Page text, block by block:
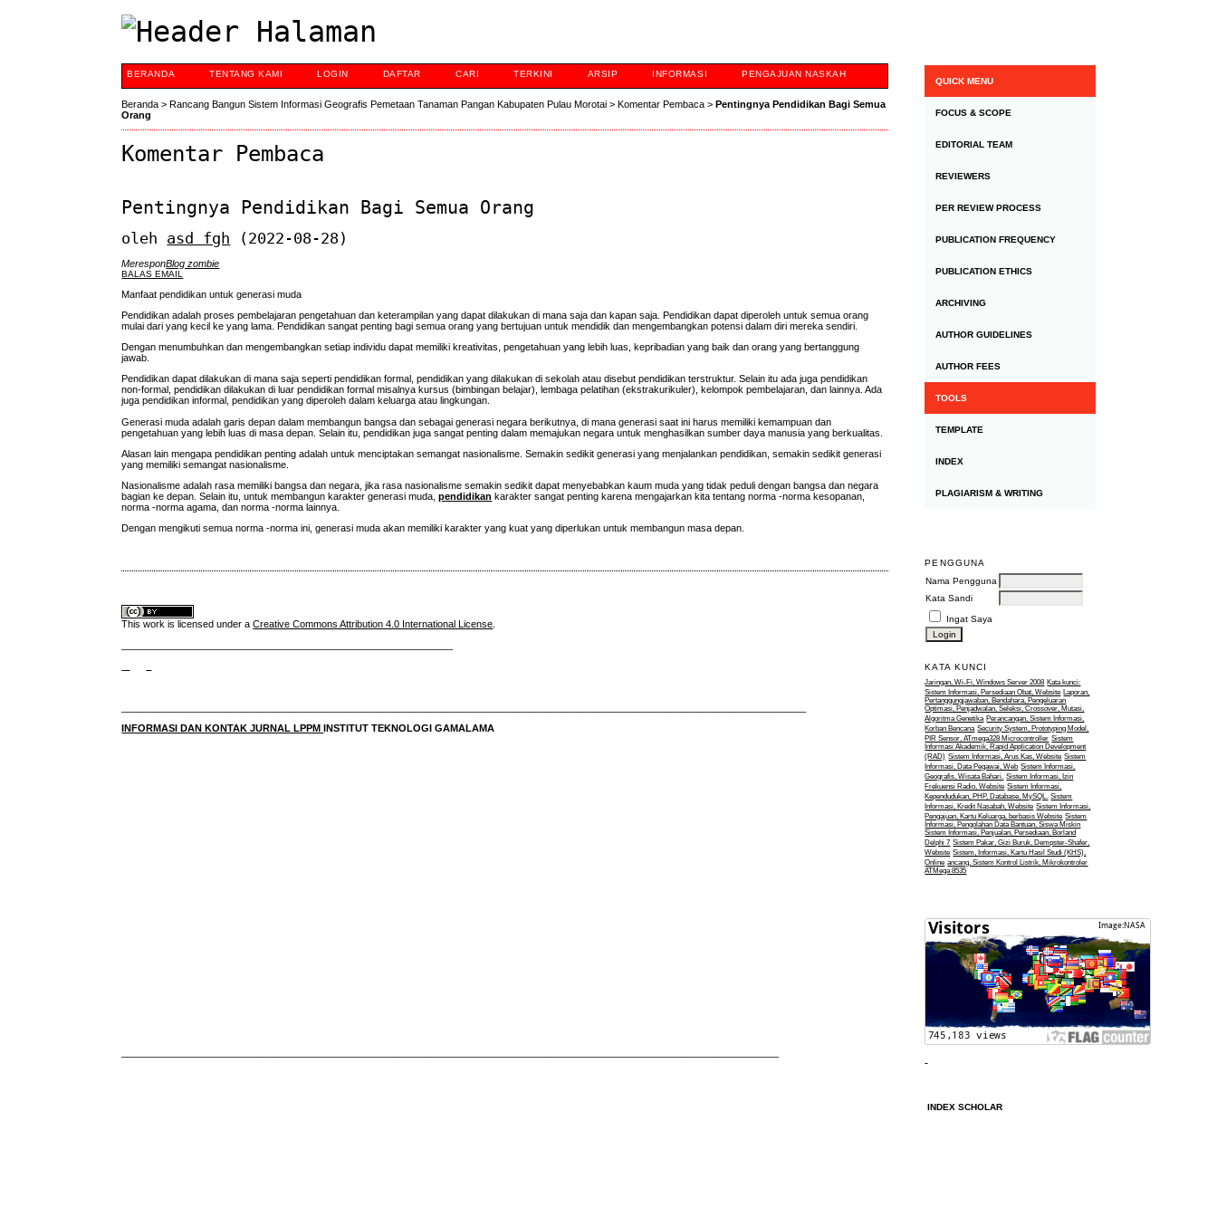
QUICK MENU
FOCUS & SCOPE
EDITORIAL TEAM
REVIEWERS
PER REVIEW PROCESS
PUBLICATION FREQUENCY
PUBLICATION ETHICS
ARCHIVING
AUTHOR GUIDELINES
AUTHOR FEES
TOOLS
TEMPLATE
INDEX
PLAGIARISM & WRITING
PENGGUNA
Nama Pengguna
Kata Sandi
Ingat Saya
KATA KUNCI
Jaringan, Wi-Fi, Windows Server 2008 Kata kunci:
Sistem Informasi, Persediaan Obat, Website Laporan,
Pertanggungjawaban, Bendahara, Pengeluaran
Optimasi, Penjadwalan, Seleksi, Crossover, Mutasi,
Algoritma Genetika Perancangan, Sistem Informasi,
Korban Bencana Security System, Prototyping Model,
PIR Sensor, ATmega328 Microcontroller Sistem
Informasi Akademik, Rapid Application Development
(RAD) Sistem Informasi, Arus Kas, Website Sistem
Informasi, Data Pegawai, Web Sistem Informasi,
Geografis, Wisata Bahari. Sistem Informasi, Izin
Frekuensi Radio, Website Sistem Informasi,
Kependudukan, PHP, Database, MySQL. Sistem
Informasi, Kredit Nasabah, Website Sistem Informasi,
Pengajuan, Kartu Keluarga, berbasis Website Sistem
Informasi, Pengolahan Data Bantuan, Siswa Miskin
Sistem Informasi, Penjualan, Persediaan, Borland
Delphi 7 Sistem Pakar, Gizi Buruk, Dempster-Shafer,
Website Sistem, Informasi, Kartu Hasil Studi (KHS),
Online ancang, Sistem Kontrol Listrik, Mikrokontroler
ATMega 8535
INDEX SCHOLAR
BERANDA TENTANG KAMI LOGIN DAFTAR CARI TERKINI ARSIP INFORMASI PENGAJUAN NASKAH
Beranda >Rancang Bangun Sistem Informasi Geografis Pemetaan Tanaman Pangan Kabupaten Pulau Morotai >Komentar Pembaca >Pentingnya Pendidikan Bagi Semua
Orang
Komentar Pembaca
Pentingnya Pendidikan Bagi Semua Orang
oleh asd fgh (2022-08-28)
MeresponBlog zombie
BALAS EMAIL
Manfaat pendidikan untuk generasi muda
Pendidikan adalah proses pembelajaran pengetahuan dan keterampilan yang dapat dilakukan di mana saja dan kapan saja. Pendidikan dapat diperoleh untuk semua orang
mulai dari yang kecil ke yang lama. Pendidikan sangat penting bagi semua orang yang bertujuan untuk mendidik dan mengembangkan potensi dalam diri mereka sendiri.
Dengan menumbuhkan dan mengembangkan setiap individu dapat memiliki kreativitas, pengetahuan yang lebih luas, kepribadian yang baik dan orang yang bertanggung
jawab.
Pendidikan dapat dilakukan di mana saja seperti pendidikan formal, pendidikan yang dilakukan di sekolah atau disebut pendidikan terstruktur. Selain itu ada juga pendidikan
non-formal, pendidikan dilakukan di luar pendidikan formal misalnya kursus (bimbingan belajar), lembaga pelatihan (ekstrakurikuler), kelompok pembelajaran, dan lainnya. Ada
juga pendidikan informal, pendidikan yang diperoleh dalam keluarga atau lingkungan.
Generasi muda adalah garis depan dalam membangun bangsa dan sebagai generasi negara berikutnya, di mana generasi saat ini harus memiliki kemampuan dan
pengetahuan yang lebih luas di masa depan. Selain itu, pendidikan juga sangat penting dalam memajukan negara untuk menghasilkan sumber daya manusia yang berkualitas.
Alasan lain mengapa pendidikan penting adalah untuk menciptakan semangat nasionalisme. Semakin sedikit generasi yang menjalankan pendidikan, semakin sedikit generasi
yang memiliki semangat nasionalisme.
Nasionalisme adalah rasa memiliki bangsa dan negara, jika rasa nasionalisme semakin sedikit dapat menyebabkan kaum muda yang tidak peduli dengan bangsa dan negara
bagian ke depan. Selain itu, untuk membangun karakter generasi muda,pendidikan karakter sangat penting karena mengajarkan kita tentang norma -norma kesopanan,
norma -norma agama, dan norma -norma lainnya.
Dengan mengikuti semua norma -norma ini, generasi muda akan memiliki karakter yang kuat yang diperlukan untuk membangun masa depan.
This work is licensed under aCreative Commons Attribution 4.0 International License
INFORMASI DAN KONTAK JURNAL LPPM
INSTITUT TEKNOLOGI GAMALAMA